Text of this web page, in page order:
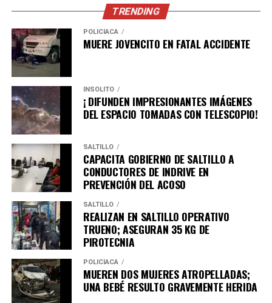
El Fiscal General del Estado, Federico Fernández
Montañez, encabezo la Segunda Sesión de la
Conferencia Estatal de Seguridad y Procuración de
Justicia con los 38 mandos únicos de los municipios,
comandantes regionales de la Agencia de Investigación
Criminal y de la Policía Estatal como de la Policía de
Acción y Reacción.
El evento contó con la presencia del Secretario de
Seguridad Pública, Hugo Gutierréz como del Sub
Secretario de Operación Policial, Héctor Flores.
Asistieron Delegados Regionales de la Fiscalía General
del Estado y Fiscales Especializados.
TRENDING
POLICÍACA
MUERE JOVENCITO EN FATAL ACCIDENTE
INSÓLITO
¡ DIFUNDEN IMPRESIONANTES IMÁGENES
DEL ESPACIO TOMADAS CON TELESCOPIO!
SALTILLO
CAPACITA GOBIERNO DE SALTILLO A
CONDUCTORES DE INDRIVE EN
PREVENCIÓN DEL ACOSO
SALTILLO
REALIZAN EN SALTILLO OPERATIVO
TRUENO; ASEGURAN 35 KG DE
PIROTECNIA
POLICÍACA
MUEREN DOS MUJERES ATROPELLADAS;
UNA BEBÉ RESULTO GRAVEMENTE HERIDA